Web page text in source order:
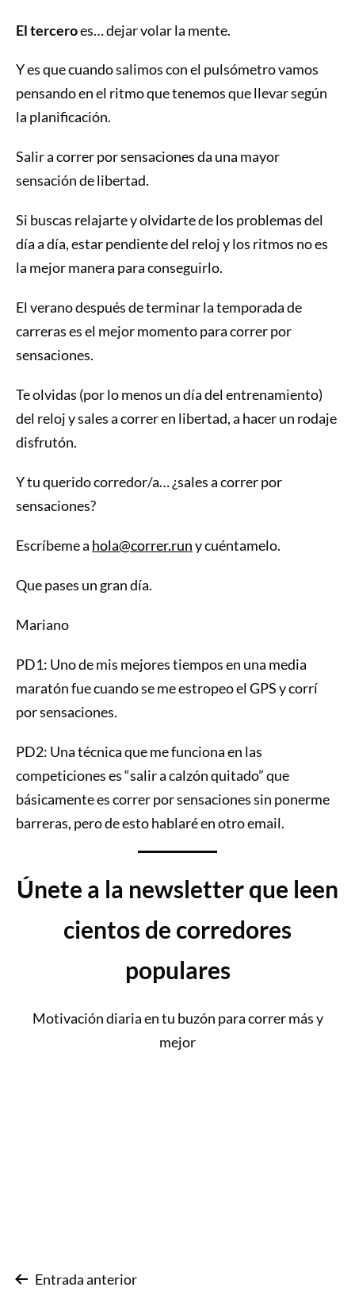
El terceroes… dejar volar la mente.
Y es que cuando salimos con el pulsómetro vamos
pensando en el ritmo que tenemos que llevar según
la planificación.
Salir a correr por sensaciones da una mayor
sensación de libertad.
Si buscas relajarte y olvidarte de los problemas del
día a día, estar pendiente del reloj y los ritmos no es
la mejor manera para conseguirlo.
El verano después de terminar la temporada de
carreras es el mejor momento para correr por
sensaciones.
Te olvidas (por lo menos un día del entrenamiento)
del reloj y sales a correr en libertad, a hacer un rodaje
disfrutón.
Y tu querido corredor/a… ¿sales a correr por
sensaciones?
Escríbeme a hola@correr.runy cuéntamelo.
Que pases un gran día.
Mariano
PD1: Uno de mis mejores tiempos en una media
maratón fue cuando se me estropeo el GPS y corrí
por sensaciones.
PD2: Una técnica que me funciona en las
competiciones es “salir a calzón quitado” que
básicamente es correr por sensaciones sin ponerme
barreras, pero de esto hablaré en otro email.
Únete a la newsletter que leen
cientos de corredores
populares
Motivación diaria en tu buzón para correr más y
mejor
Navegación
Entrada anterior